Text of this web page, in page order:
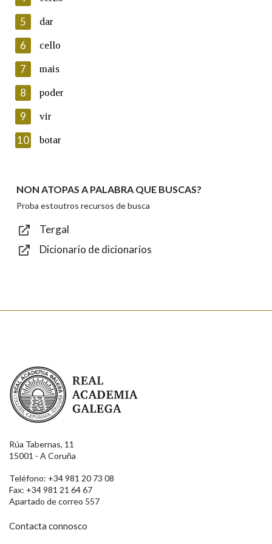
Lin e acepto as condicións da política de
Introduce o código que aparece na imaxe:
Texto de verificación
Enviar
5 dar
6 cello
7 mais
8 poder
9 vir
10 botar
NON ATOPAS A PALABRA QUE BUSCAS?
Proba estoutros recursos de busca
Tergal
Dicionario de dicionarios
Real Academia Galega
Rúa Tabernas, 11
15001 - A Coruña
Teléfono: +34 981 20 73 08
Fax: +34 981 21 64 67
Apartado de correo 557
Contacta connosco